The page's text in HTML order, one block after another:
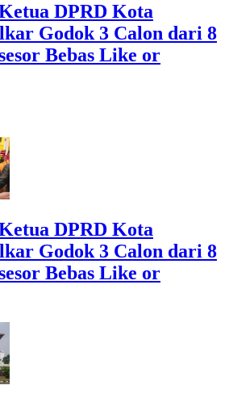
DPRD Kota
Godok 3 Calon dari 8
Bebas Like or
DPRD Kota
Godok 3 Calon dari 8
Bebas Like or